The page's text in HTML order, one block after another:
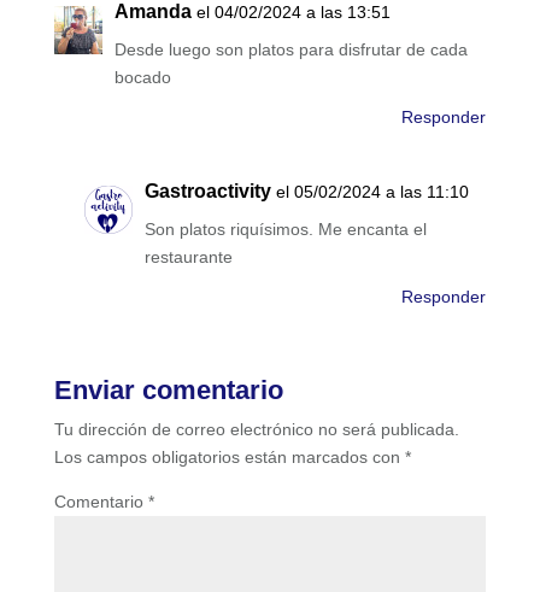
Amanda el 04/02/2024 a las 13:51
Desde luego son platos para disfrutar de cada
bocado
Responder
Gastroactivity el 05/02/2024 a las 11:10
Son platos riquísimos. Me encanta el
restaurante
Responder
Enviar comentario
Tu dirección de correo electrónico no será publicada.
Los campos obligatorios están marcados con *
Comentario *